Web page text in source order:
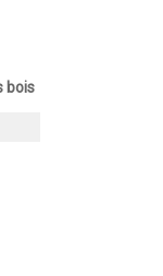
bois